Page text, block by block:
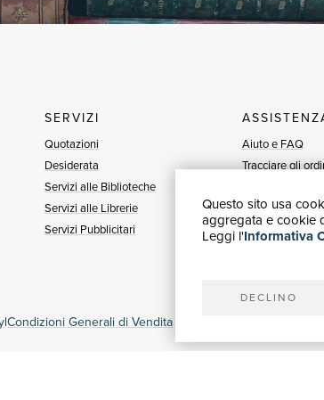
Questo sito usa
aggregata e cookie
Leggi l'Informativa
DECLINO
SERVIZI
Quotazioni
Desiderata
Servizi alle Biblioteche
Servizi alle Librerie
Servizi Pubblicitari
Aiuto e FAQ
Tracciare gli
Fatturazione
Carta del
|Condizioni Generali di Vendita